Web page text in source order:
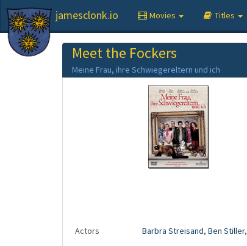
jamesclonk.io Movies Titles
Meet the Fockers
Meine Frau, ihre Schwiegereltern und ich
Actors Barbra Streisand, Ben Stiller,